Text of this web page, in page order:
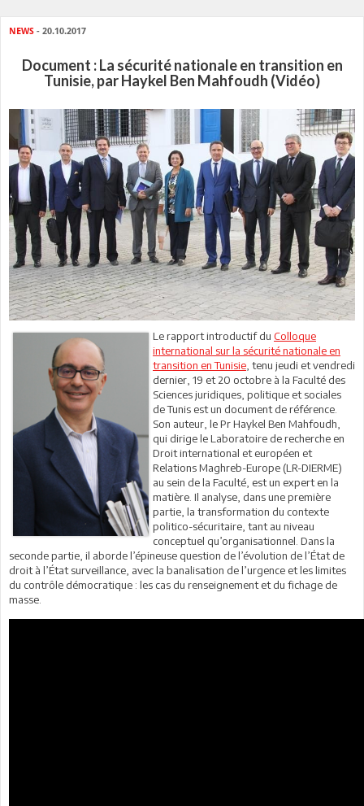
NEWS - 20.10.2017
Document : La sécurité nationale en transition en
Tunisie, par Haykel Ben Mahfoudh (Vidéo)
Le rapport introductif du Colloque
international sur la sécurité nationale en
transition en Tunisie , tenu jeudi et vendredi
dernier, 19 et 20 octobre à la Faculté des
Sciences juridiques, politique et sociales
de Tunis est un document de référence.
Son auteur, le Pr Haykel Ben Mahfoudh,
qui dirige le Laboratoire de recherche en
Droit international et européen et
Relations Maghreb-Europe (LR-DIERME)
au sein de la Faculté, est un expert en la
matière. Il analyse, dans une première
partie, la transformation du contexte
politico-sécuritaire, tant au niveau
conceptuel qu’organisationnel. Dans la
seconde partie, il aborde l’épineuse question de l’évolution de l’État de
droit à l’État surveillance, avec la banalisation de l’urgence et les limites
du contrôle démocratique : les cas du renseignement et du fichage de
masse.